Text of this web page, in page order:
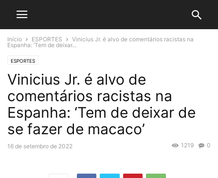
Início ESPORTES
Vinicius Jr. é alvo de comentários racistas na
Espanha: ‘Tem de deixar...
ESPORTES
Vinicius Jr. é alvo de
comentários racistas na
Espanha: ‘Tem de deixar de
se fazer de macaco’
16 de setembro de 2022 0
1219